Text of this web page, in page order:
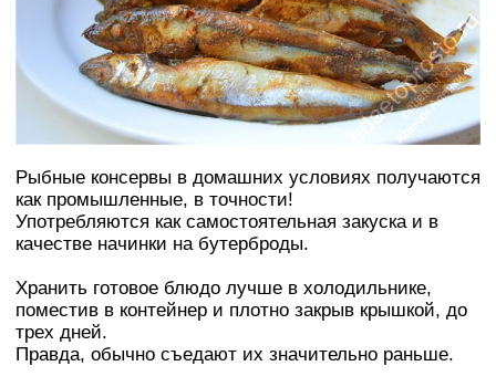
Рыбные консервы в домашних условиях получаются
как промышленные, в точности!
Употребляются как самостоятельная закуска и в
качестве начинки на бутерброды.
Хранить готовое блюдо лучше в холодильнике,
поместив в контейнер и плотно закрыв крышкой, до
трех дней.
Правда, обычно съедают их значительно раньше.